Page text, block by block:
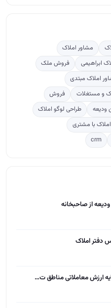
مشاور املاک
ابراهیمی
فروش ملک
املاک مبتدی
و مستغلات
فروش
ودیعه
طراحی لوگو املاک
املاک با مشتری
crm
از صاحبخانه
دفتر املاک
ارزش معاملاتی مناطق ت…